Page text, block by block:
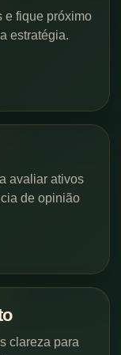
e fique próximo
estratégia.
avaliar ativos
de opinião
clareza para